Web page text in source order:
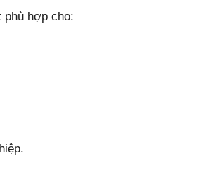
phù hợp cho: